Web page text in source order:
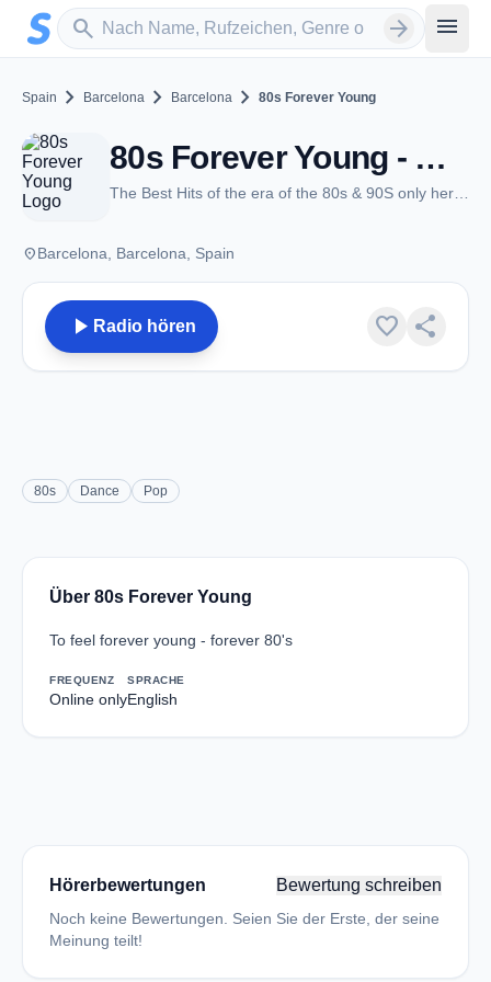
Zum Hauptinhalt springen
search
Sender suchen arrow_forward menu
Spain chevron_right Barcelona chevron_right Barcelona chevron_right 80s Forever Young
80s Forever Young - Barcelona
placeBarcelona, Barcelona, Spain
play_arrow Radio hören favorite share
80s Dance Pop
Über 80s Forever Young
To feel forever young - forever 80's
FREQUENZ
Online only
SPRACHE
English
Hörerbewertungen Bewertung schreiben
Noch keine Bewertungen. Seien Sie der Erste, der seine
Meinung teilt!